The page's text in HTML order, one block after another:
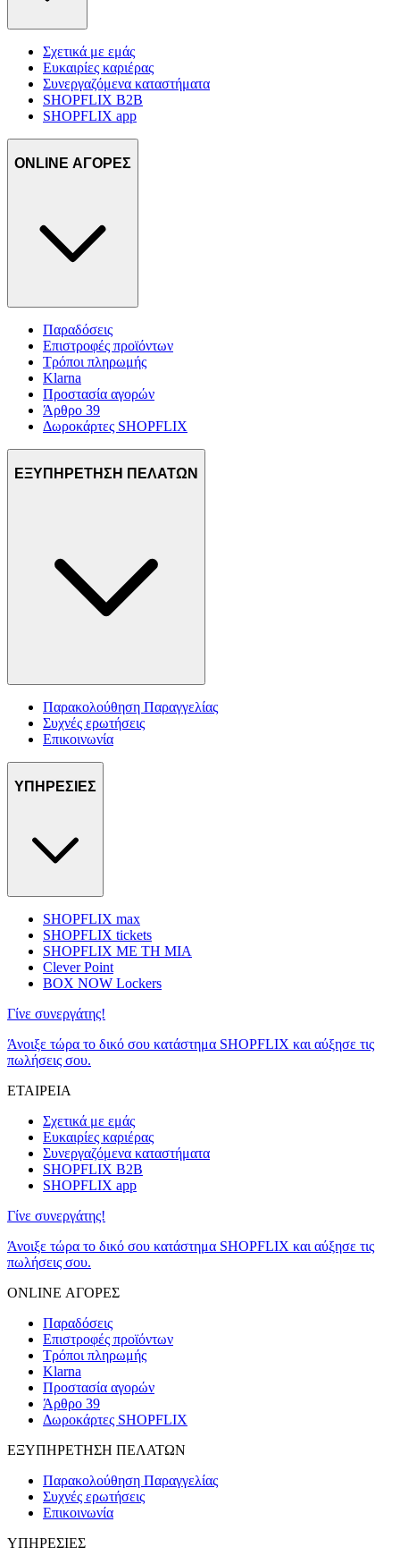
Σχετικά με εμάς
Ευκαιρίες καριέρας
Συνεργαζόμενα καταστήματα
SHOPFLIX B2B
SHOPFLIX app
ONLINE ΑΓΟΡΕΣ
Παραδόσεις
Επιστροφές προϊόντων
Τρόποι πληρωμής
Klarna
Προστασία αγορών
Άρθρο 39
Δωροκάρτες SHOPFLIX
ΕΞΥΠΗΡΕΤΗΣΗ ΠΕΛΑΤΩΝ
Παρακολούθηση Παραγγελίας
Συχνές ερωτήσεις
Επικοινωνία
ΥΠΗΡΕΣΙΕΣ
SHOPFLIX max
SHOPFLIX tickets
SHOPFLIX ΜΕ ΤΗ ΜΙΑ
Clever Point
BOX NOW Lockers
Γίνε συνεργάτης!
Άνοιξε τώρα το δικό σου κατάστημα SHOPFLIX και αύξησε τις
πωλήσεις σου.
ΕΤΑΙΡΕΙΑ
Σχετικά με εμάς
Ευκαιρίες καριέρας
Συνεργαζόμενα καταστήματα
SHOPFLIX B2B
SHOPFLIX app
Γίνε συνεργάτης!
Άνοιξε τώρα το δικό σου κατάστημα SHOPFLIX και αύξησε τις
πωλήσεις σου.
ONLINE ΑΓΟΡΕΣ
Παραδόσεις
Επιστροφές προϊόντων
Τρόποι πληρωμής
Klarna
Προστασία αγορών
Άρθρο 39
Δωροκάρτες SHOPFLIX
ΕΞΥΠΗΡΕΤΗΣΗ ΠΕΛΑΤΩΝ
Παρακολούθηση Παραγγελίας
Συχνές ερωτήσεις
Επικοινωνία
ΥΠΗΡΕΣΙΕΣ